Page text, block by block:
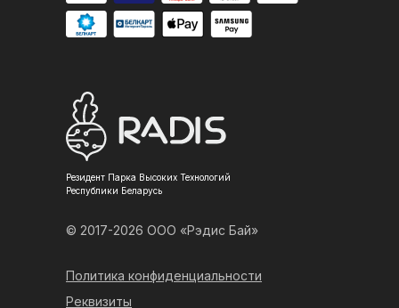
© 2017-2026 ООО «Рэдис Бай»
Реквизиты
Политика конфиденциальности
Резидент Парка Высоких Технологий
Республики Беларусь